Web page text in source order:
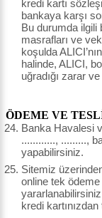
kredi kartı
bankaya karşı
Bu durumda ilgili
masrafları ve
koşulda
halinde, ALICI,
uğradığı zarar
ÖDEME VE
Banka Havalesi
............, .........,
yapabilirsiniz.
Sitemiz
online tek
kredi